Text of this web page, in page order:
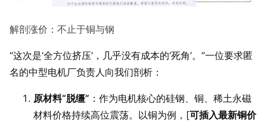
解剖涨价：不止于铜与钢
“这次是‘全方位挤压’，几乎没有成本的‘死角’。”一位要求匿
名的中型电机厂负责人向我们剖析：
原材料“脱缰” ：作为电机核心的硅钢、铜、 稀土永磁
材料价格持续高位震荡。以铜为例，[可插入最新铜价